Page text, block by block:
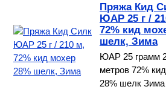
Пряжа Кид
ЮАР 25 г /
72% кид
шелк, Зима
ЮАР 25 грамм
метров 72%
28% шелк Зима